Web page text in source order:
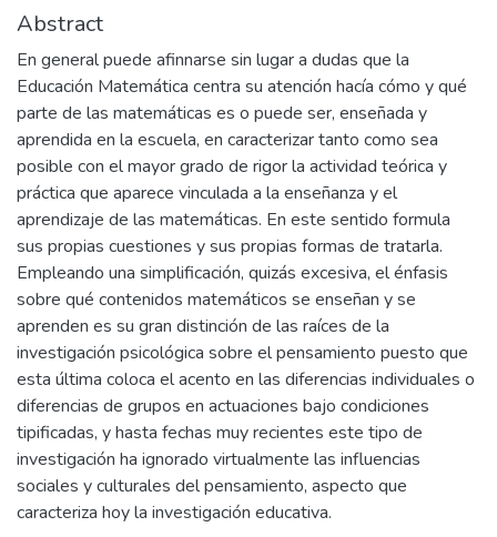
Abstract
En general puede afinnarse sin lugar a dudas que la
Educación Matemática centra su atención hacía cómo y qué
parte de las matemáticas es o puede ser, enseñada y
aprendida en la escuela, en caracterizar tanto como sea
posible con el mayor grado de rigor la actividad teórica y
práctica que aparece vinculada a la enseñanza y el
aprendizaje de las matemáticas. En este sentido formula
sus propias cuestiones y sus propias formas de tratarla.
Empleando una simplificación, quizás excesiva, el énfasis
sobre qué contenidos matemáticos se enseñan y se
aprenden es su gran distinción de las raíces de la
investigación psicológica sobre el pensamiento puesto que
esta última coloca el acento en las diferencias individuales o
diferencias de grupos en actuaciones bajo condiciones
tipificadas, y hasta fechas muy recientes este tipo de
investigación ha ignorado virtualmente las influencias
sociales y culturales del pensamiento, aspecto que
caracteriza hoy la investigación educativa.